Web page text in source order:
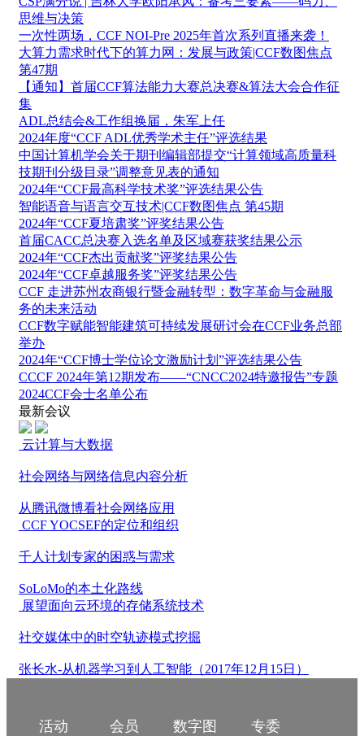
思维与决策
一次性两场，CCF NOI-Pre 2025年首次系列直播来袭！
大算力需求时代下的算力网：发展与政策|CCF数图焦点
第47期
【通知】首届CCF算法能力大赛总决赛&算法大会合作征
集
ADL总结会&工作组换届，朱军上任
2024年度“CCF ADL优秀学术主任”评选结果
中国计算机学会关于期刊编辑部提交“计算领域高质量科
技期刊分级目录”调整意见表的通知
2024年“CCF最高科学技术奖”评选结果公告
智能语音与语言交互技术|CCF数图焦点 第45期
2024年“CCF夏培肃奖”评奖结果公告
首届CACC总决赛入选名单及区域赛获奖结果公示
2024年“CCF杰出贡献奖”评奖结果公告
2024年“CCF卓越服务奖”评奖结果公告
CCF 走进苏州农商银行暨金融转型：数字革命与金融服
务的未来活动
CCF数字赋能智能建筑可持续发展研讨会在CCF业务总部
举办
2024年“CCF博士学位论文激励计划”评选结果公告
CCCF 2024年第12期发布——“CNCC2024特邀报告”专题
2024CCF会士名单公布
最新会议
云计算与大数据
社会网络与网络信息内容分析
从腾讯微博看社会网络应用
CCF YOCSEF的定位和组织
千人计划专家的困惑与需求
SoLoMo的本土化路线
展望面向云环境的存储系统技术
社交媒体中的时空轨迹模式挖掘
张长水-从机器学习到人工智能（2017年12月15日）
活动 会员
数字图
专委